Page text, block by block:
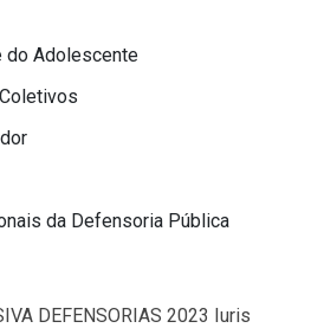
do Adolescente
da Defensoria Pública
DEFENSORIAS 2023 Iuris